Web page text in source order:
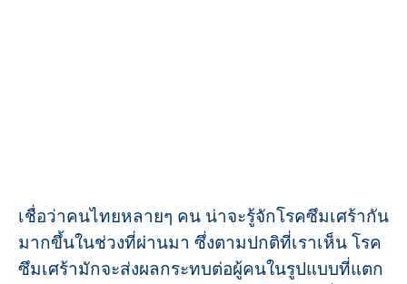
เชื่อว่าคนไทยหลายๆ คน น่าจะรู้จักโรคซึมเศร้ากัน
มากขึ้นในช่วงที่ผ่านมา ซึ่งตามปกติที่เราเห็น โรค
ซึมเศร้ามักจะส่งผลกระทบต่อผู้คนในรูปแบบที่แตก